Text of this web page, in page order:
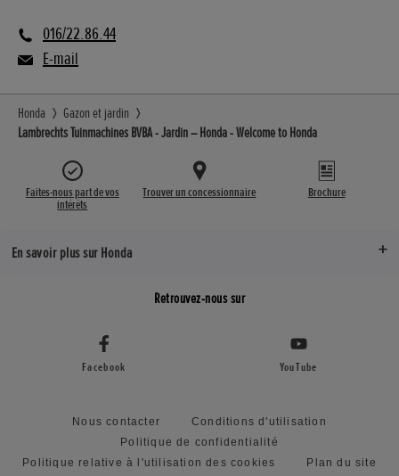
016/22.86.44
E-mail
Honda
Gazon et jardin
Lambrechts Tuinmachines BVBA - Jardin – Honda - Welcome to Honda
Faites-nous part de vos
intérêts
Trouver un concessionnaire Brochure
En savoir plus sur Honda
Retrouvez-nous sur
Facebook YouTube
Nous contacter
Conditions d'utilisation
Politique de confidentialité
Politique relative à l'utilisation des cookies
Plan du site